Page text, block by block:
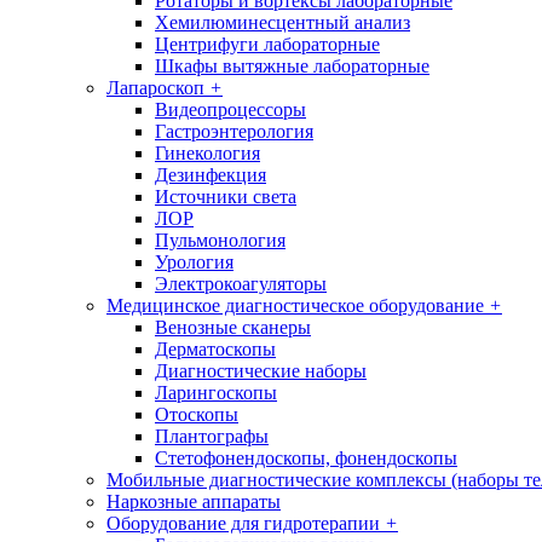
Хемилюминесцентный анализ
Центрифуги лабораторные
Шкафы вытяжные лабораторные
Лапароскоп +
Видеопроцессоры
Гастроэнтерология
Гинекология
Дезинфекция
Источники света
ЛОР
Пульмонология
Урология
Электрокоагуляторы
Медицинское диагностическое оборудование +
Венозные сканеры
Дерматоскопы
Диагностические наборы
Ларингоскопы
Отоскопы
Плантографы
Стетофонендоскопы, фонендоскопы
Мобильные диагностические комплексы (наборы
Наркозные аппараты
Оборудование для гидротерапии +